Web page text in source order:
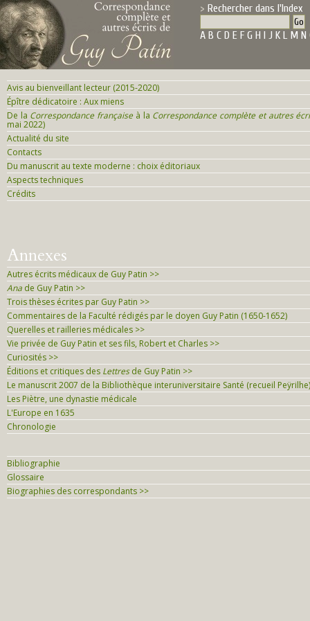
Rechercher dans l'Index
A B C D E F G H I J K L M N